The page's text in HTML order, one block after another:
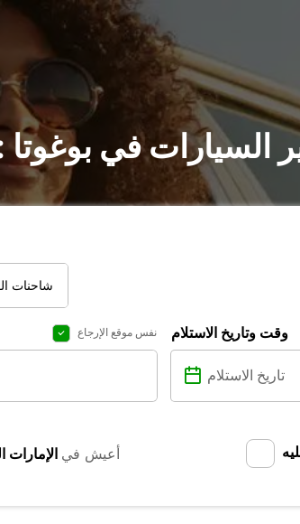
السيارات في
شاحنات
نفس موقع الإرجاع وقت وتاريخ الاستلام
أعيش في